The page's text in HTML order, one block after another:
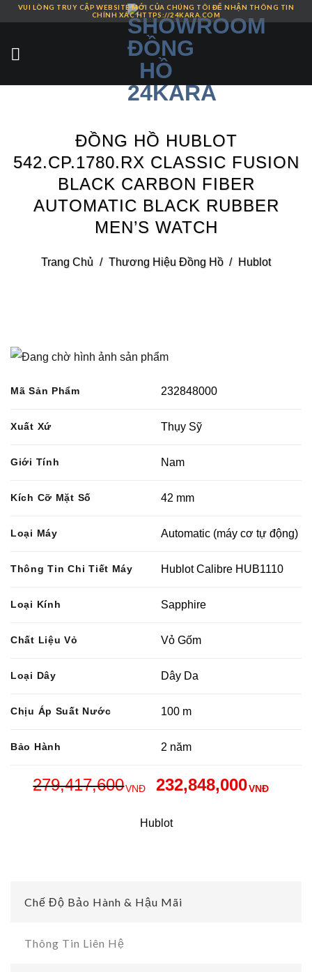
Skip
content
VUI LÒNG TRUY CẬP WEBSITE MỚI CỦA CHÚNG TÔI ĐỂ NHẬN THÔNG TIN
CHÍNH XÁC HTTPS://24KARA.COM
ĐỒNG HỒ HUBLOT
542.CP.1780.RX CLASSIC FUSION
BLACK CARBON FIBER
AUTOMATIC BLACK RUBBER
MEN’S WATCH
Trang Chủ / Thương Hiệu Đồng Hồ / Hublot
Mã Sản Phẩm 232848000
Xuất Xứ Thụy Sỹ
Giới Tính Nam
Kích Cỡ Mặt Số 42 mm
Loại Máy Automatic (máy cơ tự động)
Thông Tin Chi Tiết Máy Hublot Calibre HUB1110
Loại Kính Sapphire
Chất Liệu Vỏ Vỏ Gốm
Loại Dây Dây Da
Chịu Áp Suất Nước 100 m
Bảo Hành 2 năm
279,417,600VNĐ 232,848,000VNĐ
Hublot
Chế Độ Bảo Hành & Hậu Mãi
Thông Tin Liên Hệ